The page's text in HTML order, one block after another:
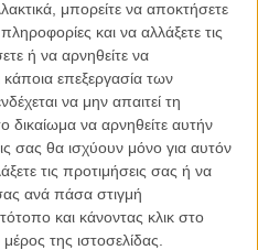
μπορείτε να αποκτήσετε
και να αλλάξετε τις
ή να αρνηθείτε να
επεξεργασία των
να μην απαιτεί τη
δικαίωμα να αρνηθείτε αυτήν
σας θα ισχύουν μόνο για αυτόν
τις προτιμήσεις σας ή να
ανά πάσα στιγμή
και κάνοντας κλικ στο
της ιστοσελίδας.
και το «Φάνι και
και Δράκος» (Ταιβάν). Είναι η
κερδίζει το Χρυσό Φοίνικα στις
H πρώτη ήταν το «Χαμένο
το 1946 και η δεύτερη το
Ο Μπονγκ Τζουν-χο είναι ο
των Οσκαρ που κερδίζει το Οσκαρ
που δεν μιλάει αγγλικά. Οι
για το «The Artist»
Κουαρόν για το «Roma».